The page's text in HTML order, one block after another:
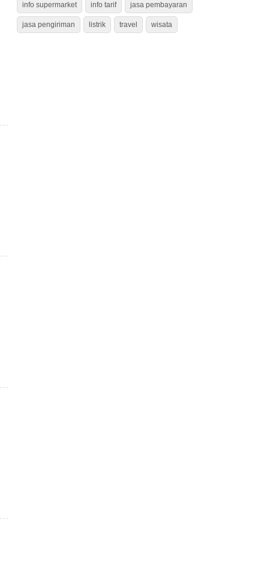
info supermarket info tarif jasa pembayaran
jasa pengiriman listrik travel wisata